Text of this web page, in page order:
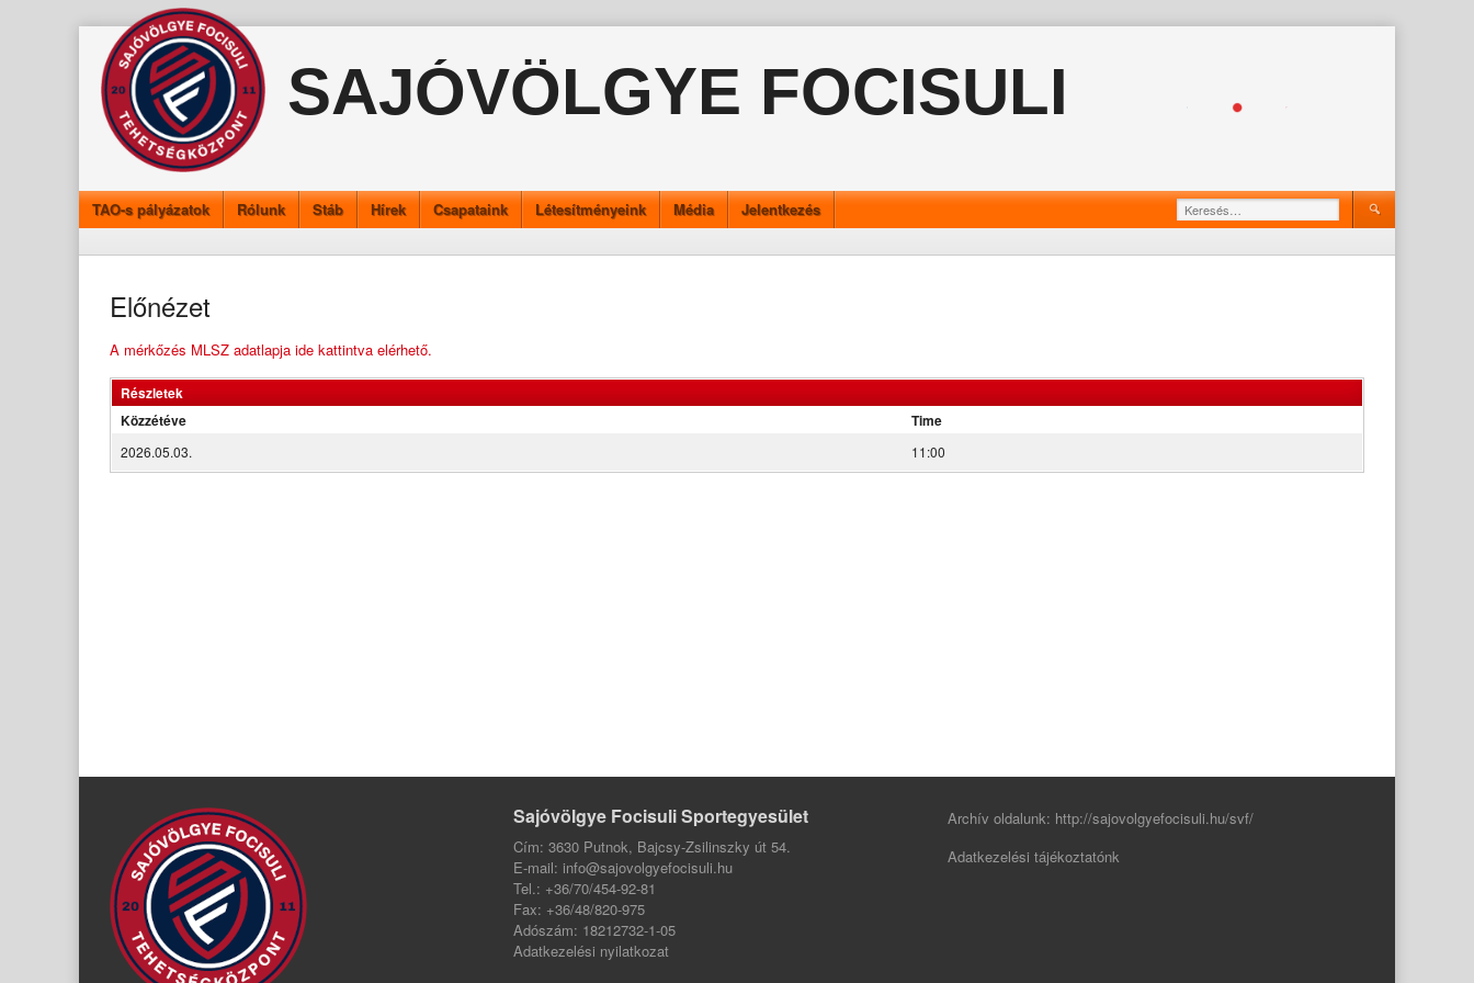
content
SAJÓVÖLGYE FOCISULI
TAO-s pályázatok Rólunk Stáb Hírek Csapataink Létesítményeink Média Jelentkezés Keresés:
Előnézet
A mérkőzés MLSZ adatlapja ide kattintva elérhető.
Részletek
Közzétéve
Time
2026.05.03. 11:00
Sajóvölgye Focisuli Sportegyesület
Cím: 3630 Putnok, Bajcsy-Zsilinszky út 54.
E-mail: info@sajovolgyefocisuli.hu
Tel.: +36/70/454-92-81
Fax: +36/48/820-975
Adószám: 18212732-1-05
Adatkezelési nyilatkozat
Archív oldalunk: http://sajovolgyefocisuli.hu/svf/
Adatkezelési tájékoztatónk